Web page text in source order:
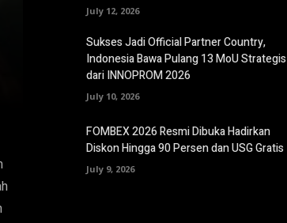
July 12, 2026
Sukses Jadi Official Partner Country,
Indonesia Bawa Pulang 13 MoU Strategis
dari INNOPROM 2026
July 10, 2026
FOMBEX 2026 Resmi Dibuka Hadirkan
Diskon Hingga 90 Persen dan USG Gratis
July 9, 2026